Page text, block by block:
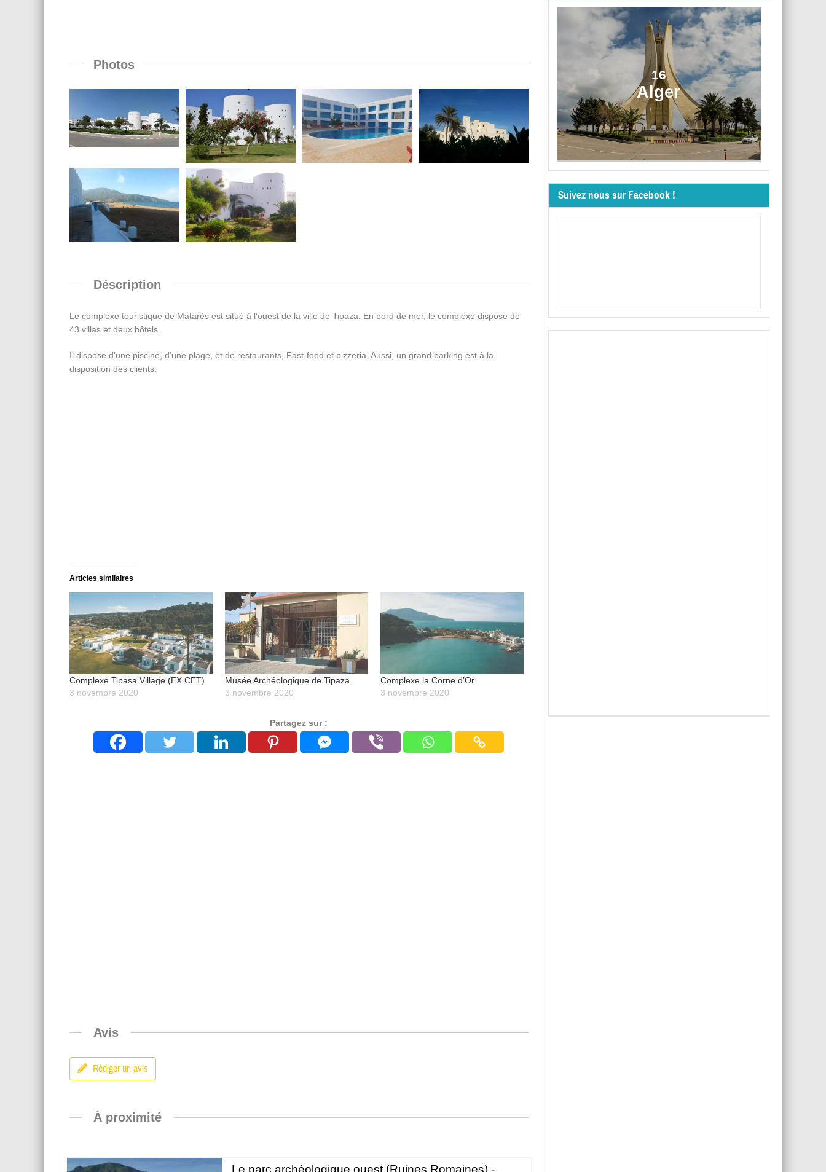
Photos
Déscription
Le complexe touristique de Matarès est situé à l’ouest de la ville de Tipaza. En bord de mer, le complexe dispose de
43 villas et deux hôtels.
Il dispose d’une piscine, d’une plage, et de restaurants, Fast-food et pizzeria. Aussi, un grand parking est à la
disposition des clients.
Articles similaires
Complexe Tipasa Village (EX CET)
3 novembre 2020
Musée Archéologique de Tipaza
3 novembre 2020
Complexe la Corne d’Or
3 novembre 2020
Partagez sur :
Avis
Rédiger un avis
À proximité
Le parc archéologique ouest (Ruines Romaines) -...
16
Alger
Suivez nous sur Facebook !